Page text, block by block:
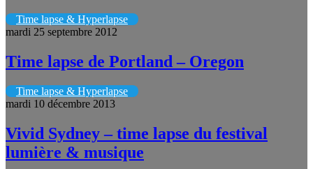
Time lapse & Hyperlapse
mardi 25 septembre 2012
Time lapse de Portland – Oregon
Time lapse & Hyperlapse
mardi 10 décembre 2013
Vivid Sydney – time lapse du festival
lumière & musique